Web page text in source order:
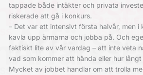
tappade både intäkter och privata
riskerade att gå i konkurs.
– Det var ett intensivt första halvår, men i
kavla upp ärmarna och jobba på. Och
faktiskt lite av vår vardag – att inte veta
vad som kommer att hända eller hur
Mycket av jobbet handlar om att trolla